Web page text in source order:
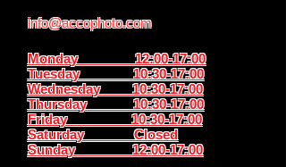
info@accophoto.com
Monday 12:00-17:00
Tuesday 10:30-17:00
Wednesday 10:30-17:00
Thursday 10:30-17:00
Friday 10:30-17:00
Saturday Closed
Sunday 12:00-17:00